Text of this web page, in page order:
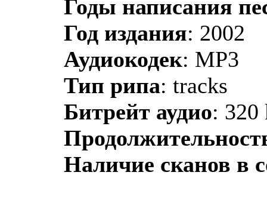
Годы написания
Год издания: 2002
Аудиокодек: MP3
Тип рипа: tracks
Битрейт аудио: 320
Наличие сканов в